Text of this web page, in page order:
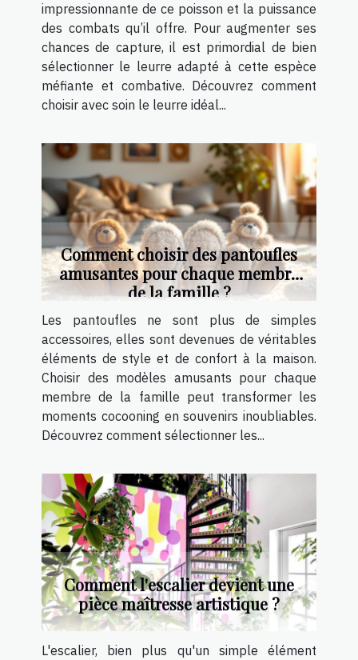
impressionnante de ce poisson et la puissance
des combats qu’il offre. Pour augmenter ses
chances de capture, il est primordial de bien
sélectionner le leurre adapté à cette espèce
méfiante et combative. Découvrez comment
choisir avec soin le leurre idéal...
Comment choisir des pantoufles
amusantes pour chaque membre
de la famille ?
Les pantoufles ne sont plus de simples
accessoires, elles sont devenues de véritables
éléments de style et de confort à la maison.
Choisir des modèles amusants pour chaque
membre de la famille peut transformer les
moments cocooning en souvenirs inoubliables.
Découvrez comment sélectionner les...
Comment l'escalier devient une
pièce maîtresse artistique ?
L'escalier, bien plus qu'un simple élément